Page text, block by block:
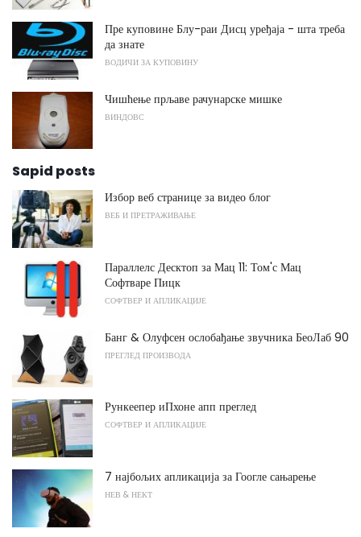
Пре куповине Блу-раи Дисц уређаја - шта треба
да знате
ВОДИЧИ ЗА КУПОВИНУ
Чишћење прљаве рачунарске мишке
ВИНДОВС
Sapid posts
Избор веб странице за видео блог
ВЕБ И ПРЕТРАЖИВАЊЕ
Параллелс Десктоп за Мац 11: Том'с Мац
Софтваре Пицк
СОФТВЕР И АПЛИКАЦИЈЕ
Банг & Олуфсен ослобађање звучника БеоЛаб 90
ПРЕГЛЕД ПРОИЗВОДА
Рункеепер иПхоне апп преглед
СОФТВЕР И АПЛИКАЦИЈЕ
7 најбољих апликација за Гоогле сањарење
НЕВ & НЕКТ